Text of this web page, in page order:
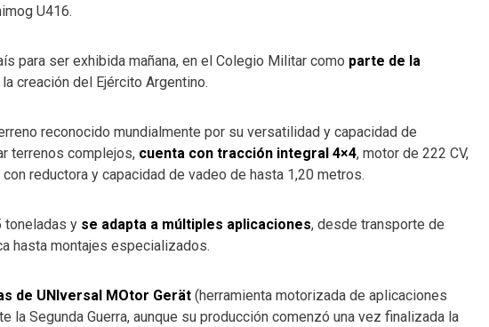
U416.
para ser exhibida mañana, en el Colegio Militar como parte de la
creación del Ejército Argentino.
reconocido mundialmente por su versatilidad y capacidad de
terrenos complejos, cuenta con tracción integral 4×4, motor de 222 CV,
reductora y capacidad de vadeo de hasta 1,20 metros.
toneladas y se adapta a múltiples aplicaciones, desde transporte de
hasta montajes especializados.
de UNIversal MOtor Gerät (herramienta motorizada de aplicaciones
la Segunda Guerra, aunque su producción comenzó una vez finalizada la